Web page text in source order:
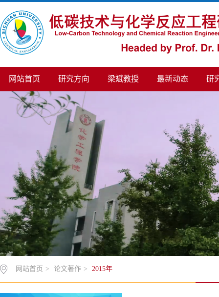
网站首页 研究方向 梁斌教授 最新动态 研
网站首页 > 论文著作 > 2015年